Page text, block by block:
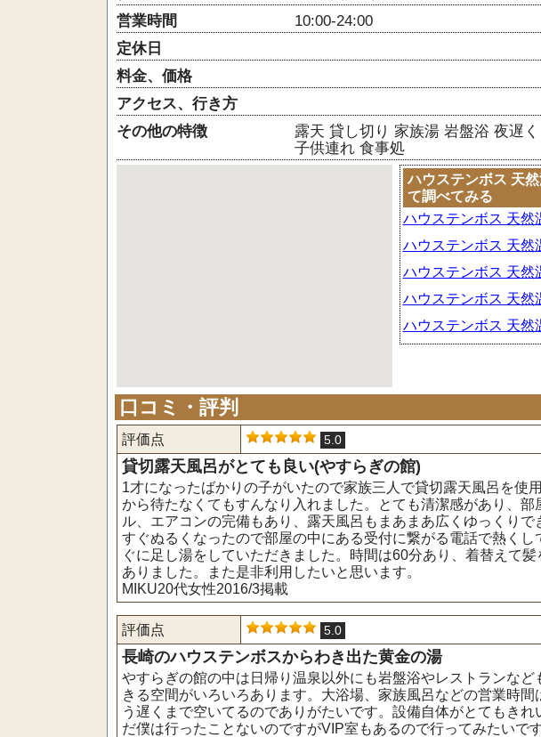
営業時間
10:00-24:00
定休日
料金、価格
アクセス、行き方
その他の特徴
露天 貸し切り 家族湯 岩盤浴 夜遅
子供連れ 食事処
ハウステンボス 天
て調べてみる
ハウステンボス 天然
ハウステンボス 天然
ハウステンボス 天然
ハウステンボス 天然
ハウステンボス 天然
口コミ・評判
評価点 5.0
貸切露天風呂がとても良い(やすらぎの館)
1才になったばかりの子がいたので家族三人で貸切露天風呂を使
から待たなくてもすんなり入れました。とても清潔感があり、
ル、エアコンの完備もあり、露天風呂もまあまあ広くゆっくり
すぐぬるくなったので部屋の中にある受付に繋がる電話で熱く
ぐに足し湯をしていただきました。時間は60分あり、着替えて
ありました。また是非利用したいと思います。
MIKU20代女性2016/3掲載
評価点 5.0
長崎のハウステンボスからわき出た黄金の湯
やすらぎの館の中は日帰り温泉以外にも岩盤浴やレストランな
きる空間がいろいろあります。大浴場、家族風呂などの営業時間
う遅くまで空いてるのでありがたいです。設備自体がとてもきれ
だ僕は行ったことないのですがVIP室もあるので行ってみたいで